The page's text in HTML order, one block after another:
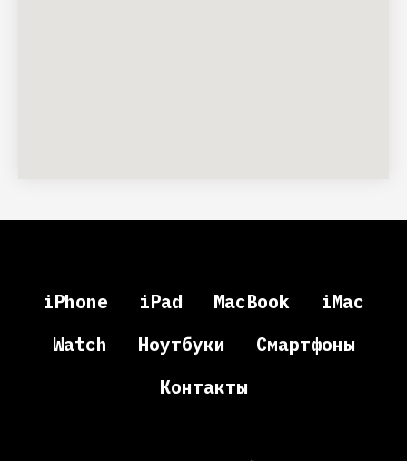
iPhone iPad MacBook
iMac
Watch
Ноутбуки
Смартфоны
Контакты